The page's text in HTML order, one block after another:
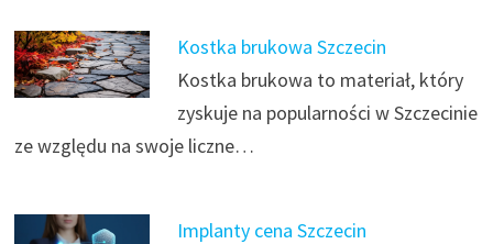
Kostka brukowa Szczecin
Kostka brukowa to materiał, który
zyskuje na popularności w Szczecinie
ze względu na swoje liczne…
Implanty cena Szczecin